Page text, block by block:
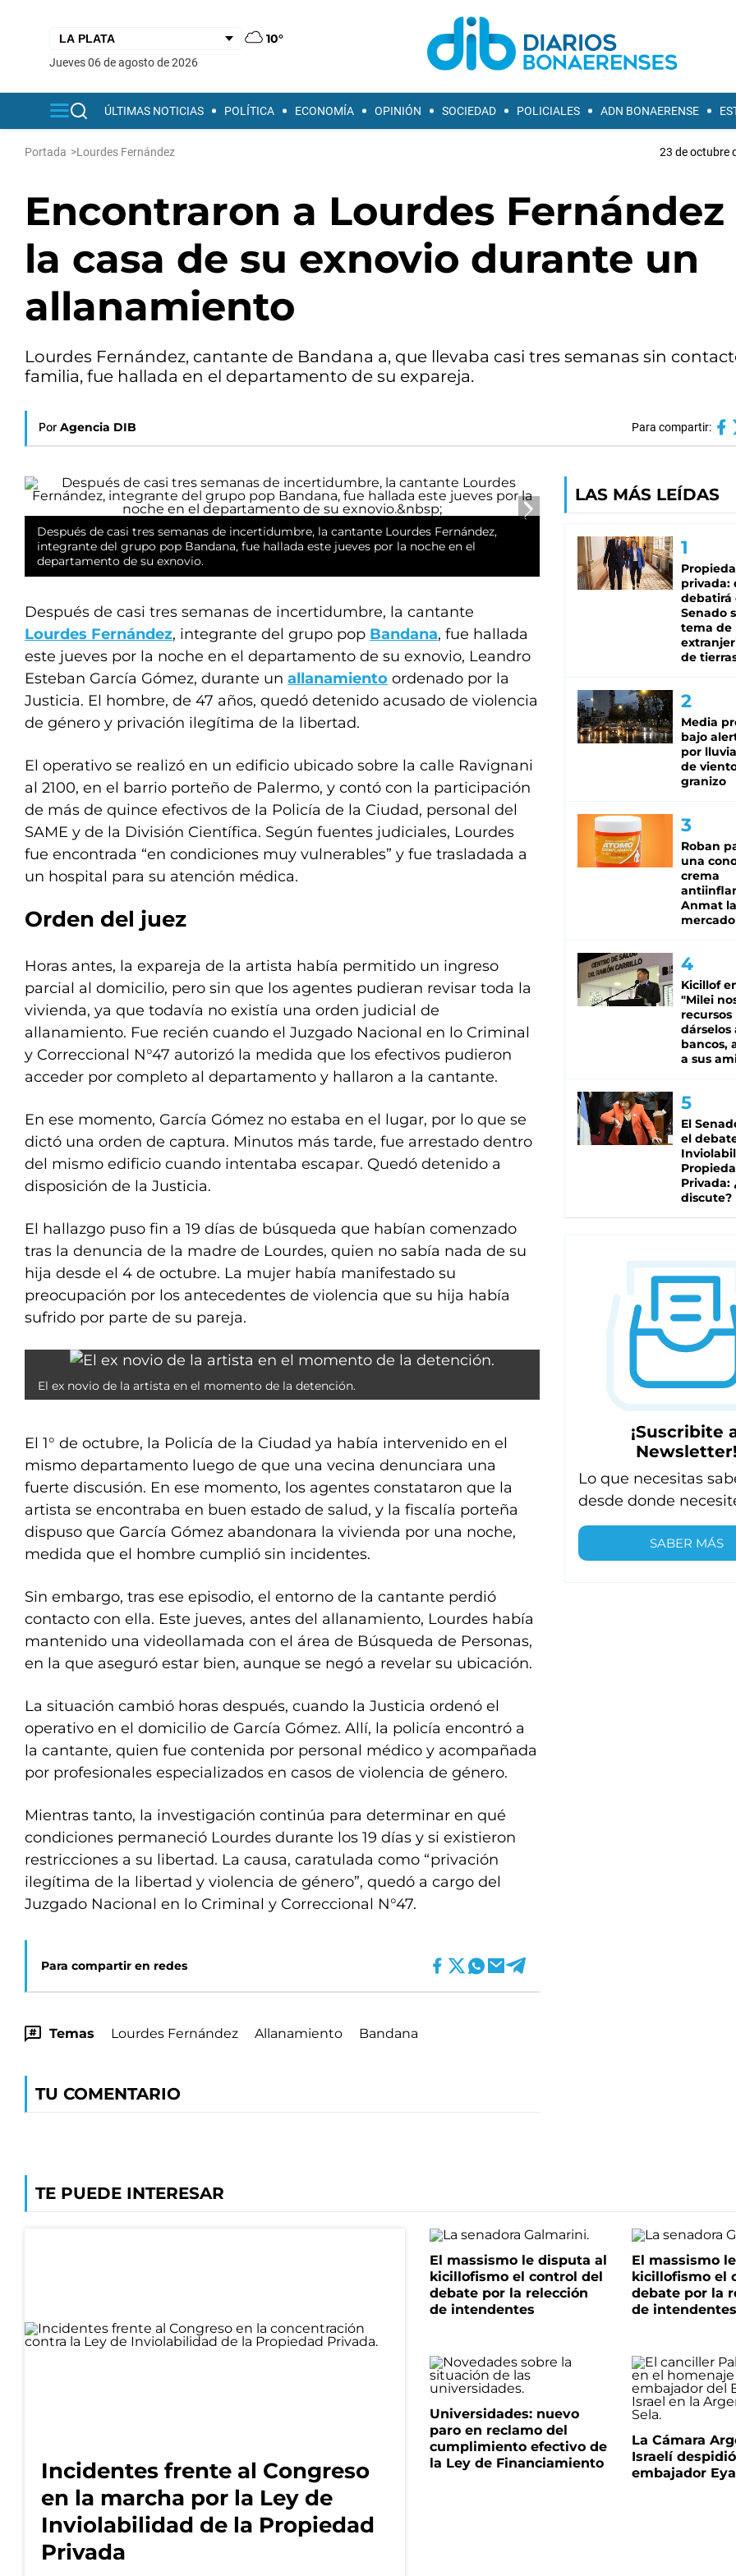
10°
jueves 06 de agosto de 2026
ÚLTIMAS NOTICIAS POLÍTICA ECONOMÍA OPINIÓN SOCIEDAD POLICIALES ADN BONAERENSE
Portada >Lourdes Fernández 23 de octubre
Encontraron a Lourdes Fernández
la casa de su exnovio durante un
allanamiento
Lourdes Fernández, cantante de Bandana a, que llevaba casi tres semanas sin
familia, fue hallada en el departamento de su expareja.
Por Agencia DIB Para compartir:
Después de casi tres semanas de incertidumbre, la cantante Lourdes Fernández,
integrante del grupo pop Bandana, fue hallada este jueves por la noche en el
departamento de su exnovio.
Después de casi tres semanas de incertidumbre, la cantante
Lourdes Fernández, integrante del grupo pop Bandana, fue hallada
este jueves por la noche en el departamento de su exnovio, Leandro
Esteban García Gómez, durante un allanamiento ordenado por la
Justicia. El hombre, de 47 años, quedó detenido acusado de violencia
de género y privación ilegítima de la libertad.
El operativo se realizó en un edificio ubicado sobre la calle Ravignani
al 2100, en el barrio porteño de Palermo, y contó con la participación
de más de quince efectivos de la Policía de la Ciudad, personal del
SAME y de la División Científica. Según fuentes judiciales, Lourdes
fue encontrada “en condiciones muy vulnerables” y fue trasladada a
un hospital para su atención médica.
Orden del juez
Horas antes, la expareja de la artista había permitido un ingreso
parcial al domicilio, pero sin que los agentes pudieran revisar toda la
vivienda, ya que todavía no existía una orden judicial de
allanamiento. Fue recién cuando el Juzgado Nacional en lo Criminal
y Correccional N°47 autorizó la medida que los efectivos pudieron
acceder por completo al departamento y hallaron a la cantante.
En ese momento, García Gómez no estaba en el lugar, por lo que se
dictó una orden de captura. Minutos más tarde, fue arrestado dentro
del mismo edificio cuando intentaba escapar. Quedó detenido a
disposición de la Justicia.
El hallazgo puso fin a 19 días de búsqueda que habían comenzado
tras la denuncia de la madre de Lourdes, quien no sabía nada de su
hija desde el 4 de octubre. La mujer había manifestado su
preocupación por los antecedentes de violencia que su hija había
sufrido por parte de su pareja.
El ex novio de la artista en el momento de la detención.
El 1° de octubre, la Policía de la Ciudad ya había intervenido en el
mismo departamento luego de que una vecina denunciara una
fuerte discusión. En ese momento, los agentes constataron que la
artista se encontraba en buen estado de salud, y la fiscalía porteña
dispuso que García Gómez abandonara la vivienda por una noche,
medida que el hombre cumplió sin incidentes.
Sin embargo, tras ese episodio, el entorno de la cantante perdió
contacto con ella. Este jueves, antes del allanamiento, Lourdes había
mantenido una videollamada con el área de Búsqueda de Personas,
en la que aseguró estar bien, aunque se negó a revelar su ubicación.
La situación cambió horas después, cuando la Justicia ordenó el
operativo en el domicilio de García Gómez. Allí, la policía encontró a
la cantante, quien fue contenida por personal médico y acompañada
por profesionales especializados en casos de violencia de género.
Mientras tanto, la investigación continúa para determinar en qué
condiciones permaneció Lourdes durante los 19 días y si existieron
restricciones a su libertad. La causa, caratulada como “privación
ilegítima de la libertad y violencia de género”, quedó a cargo del
Juzgado Nacional en lo Criminal y Correccional N°47.
Para compartir en redes
Temas Lourdes Fernández Allanamiento Bandana
TU COMENTARIO
LAS MÁS LEÍDAS
privada:
debatirá
Senado
tema de
de
Media
bajo
por
de
granizo
Roban
una
crema
Anmat
mercado
Kicillof
"Milei
recursos
dárselos
bancos,
a sus
El
el
Privada:
discute?
¡Suscribite
Newsletter!
Lo que necesitas
desde donde
SABER MÁS
TE PUEDE INTERESAR
Incidentes frente al Congreso
en la marcha por la Ley de
Inviolabilidad de la Propiedad
Privada
El massismo le disputa al
kicillofismo el control del
debate por la relección
de intendentes
El massismo
kicillofismo el
debate por la
de intendentes
Universidades: nuevo
paro en reclamo del
cumplimiento efectivo de
la Ley de Financiamiento
La Cámara
Israelí
embajador